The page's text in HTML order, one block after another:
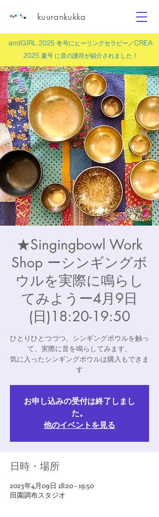
andGIRL 2025 冬号にヒーリングセラピー／CREA
2025 夏号 に音の護符が紹介されました！
kuurankukka
★Singingbowl Work
Shop ーシンギングボ
ウルを実際に鳴らし
てみようー4月9日
(日)18:20-19:50
ひとりひとつづつ、シンギングボウルを触っ
て、実際に音を鳴らしてみます。
気に入ったシンギングボウルは購入もできま
す
お申し込みの受付は終了しまし
た。
他のイベントを見る
日時・場所
2023年4月09日 18:20 – 19:50
田園調布スタジオ